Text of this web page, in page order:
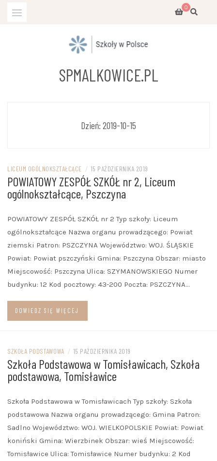
0
SPMALKOWICE.PL
Dzień: 2019-10-15
LICEUM OGÓLNOKSZTAŁCĄCE / 15 PAŹDZIERNIKA 2019
POWIATOWY ZESPÓŁ SZKÓŁ nr 2, Liceum
ogólnokształcące, Pszczyna
POWIATOWY ZESPÓŁ SZKÓŁ nr 2 Typ szkoły: Liceum
ogólnokształcące Nazwa organu prowadzącego: Powiat
ziemski Patron: PSZCZYNA Województwo: WOJ. ŚLĄSKIE
Powiat: Powiat pszczyński Gmina: Pszczyna Obszar: miasto
Miejscowość: Pszczyna Ulica: SZYMANOWSKIEGO Numer
budynku: 12 Kod pocztowy: 43-200 Poczta: PSZCZYNA…
DOWIEDZ SIĘ WIĘCEJ
SZKOŁA PODSTAWOWA / 15 PAŹDZIERNIKA 2019
Szkoła Podstawowa w Tomisławicach, Szkoła
podstawowa, Tomisławice
Szkoła Podstawowa w Tomisławicach Typ szkoły: Szkoła
podstawowa Nazwa organu prowadzącego: Gmina Patron:
Sadlno Województwo: WOJ. WIELKOPOLSKIE Powiat: Powiat
koniński Gmina: Wierzbinek Obszar: wieś Miejscowość:
Tomisławice Ulica: Tomisławice Numer budynku: 2 Kod